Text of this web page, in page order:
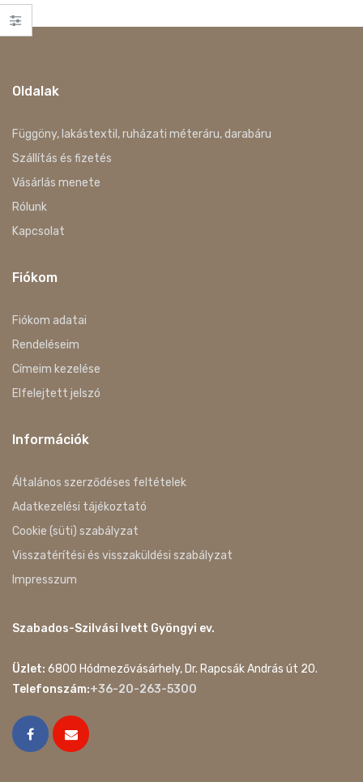
Oldalak
Függöny, lakástextil, ruházati méteráru, darabáru
Szállítás és fizetés
Vásárlás menete
Rólunk
Kapcsolat
Fiókom
Fiókom adatai
Rendeléseim
Címeim kezelése
Elfelejtett jelszó
Információk
Általános szerződéses feltételek
Adatkezelési tájékoztató
Cookie (süti) szabályzat
Visszatérítési és visszaküldési szabályzat
Impresszum
Szabados-Szilvási Ivett Gyöngyi ev.
Üzlet: 6800 Hódmezővásárhely, Dr. Rapcsák András út 20.
Telefonszám:+36-20-263-5300